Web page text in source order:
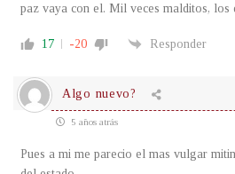
paz vaya con el. Mil veces malditos, los
17 -20 Responder
Algo nuevo?
5 años atrás
Pues a mi me parecio el mas vulgar